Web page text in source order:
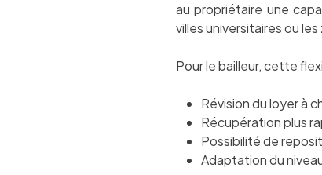
au propriétaire une
villes universitaires ou
Pour le bailleur, cette
Révision du loyer à
Récupération plus
Possibilité de
Adaptation du